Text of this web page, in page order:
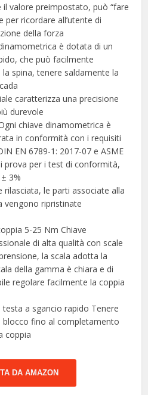
il valore preimpostato, può “fare
per ricordare all’utente di
della forza
è dotata di un
che può facilmente
spina, tenere saldamente la
caratterizza una precisione
durevole
chiave dinamometrica è
in conformità con i requisiti
EN 6789-1: 2017-07 e ASME
prova per i test di conformità,
3%
rilasciata, le parti associate alla
vengono ripristinate
5-25 Nm Chiave
di alta qualità con scale
la scala adotta la
della gamma è chiara e di
regolare facilmente la coppia
testa a sgancio rapido Tenere
blocco fino al completamento
coppia
DA AMAZON